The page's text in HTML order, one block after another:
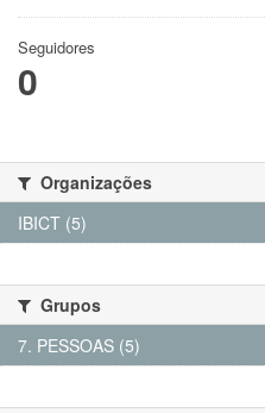
Seguidores
0
Organizações
IBICT (5)
Grupos
7. PESSOAS (5)